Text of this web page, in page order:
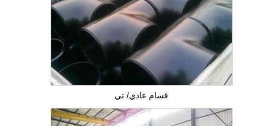
قسام عادي/ تي